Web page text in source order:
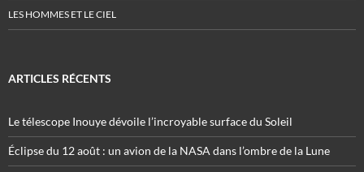
LES HOMMES ET LE CIEL
ARTICLES RÉCENTS
Le télescope Inouye dévoile l’incroyable surface du Soleil
Éclipse du 12 août : un avion de la NASA dans l’ombre de la Lune